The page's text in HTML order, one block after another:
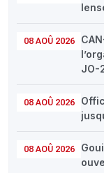
08 AOÛ 2026
JO-
08 AOÛ 2026
08 AOÛ 2026